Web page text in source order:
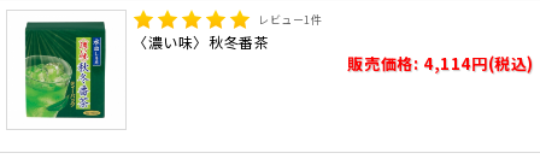
レビュー1件
〈濃い味〉秋冬番茶
販売価格: 4,114円(税込)